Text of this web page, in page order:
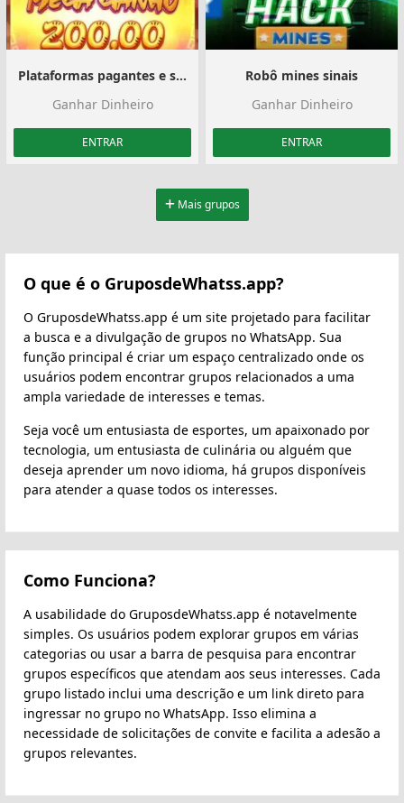
Plataformas pagantes e sorteios
Ganhar Dinheiro
ENTRAR
Robô mines sinais
Ganhar Dinheiro
ENTRAR
Mais grupos
O que é o GruposdeWhatss.app?
O GruposdeWhatss.app é um site projetado para facilitar
a busca e a divulgação de grupos no WhatsApp. Sua
função principal é criar um espaço centralizado onde os
usuários podem encontrar grupos relacionados a uma
ampla variedade de interesses e temas.
Seja você um entusiasta de esportes, um apaixonado por
tecnologia, um entusiasta de culinária ou alguém que
deseja aprender um novo idioma, há grupos disponíveis
para atender a quase todos os interesses.
Como Funciona?
A usabilidade do GruposdeWhatss.app é notavelmente
simples. Os usuários podem explorar grupos em várias
categorias ou usar a barra de pesquisa para encontrar
grupos específicos que atendam aos seus interesses. Cada
grupo listado inclui uma descrição e um link direto para
ingressar no grupo no WhatsApp. Isso elimina a
necessidade de solicitações de convite e facilita a adesão a
grupos relevantes.